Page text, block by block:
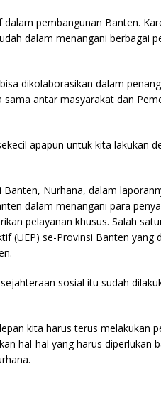
pembangunan Banten.
dalam menangani berbagai
dikolaborasikan dalam
sama antar masyarakat dan
apapun untuk kita lakukan
Nurhana, dalam
dalam menangani para
pelayanan khusus. Salah
(UEP) se-Provinsi Banten yang
sosial itu sudah
kita harus terus melakukan
hal-hal yang harus diperlukan